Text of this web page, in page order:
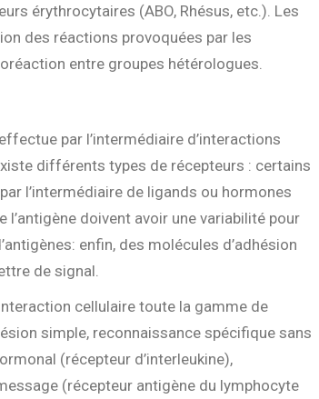
érythrocytaires (ABO, Rhésus, etc.). Les
des réactions provoquées par les
entre groupes hétérologues.
par l’intermédiaire d’interactions
différents types de récepteurs : certains
l’intermédiaire de ligands ou hormones
l’antigène doivent avoir une variabilité pour
enfin, des molécules d’adhésion
de signal.
cellulaire toute la gamme de
simple, reconnaissance spécifique sans
(récepteur d’interleukine),
(récepteur antigène du lymphocyte